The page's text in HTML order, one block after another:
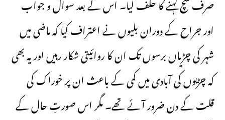
صرف سچ کہنے کا حلف لیا۔ اس کے بعد سوال و جواب
اور جراح کے دوران بلیوں نے اعتراف کیا کہ ماضی میں
شہر کی چڑیاں برسوں تک ان کا روائیتی شکار رہیں اور یہ بھی
کہ چڑیوں کی آبادی میں کمی کے باعث ان پر خوراک کی
قلت کے دن ضرور آئے تھے۔ مگر اس صورتِ حال کے